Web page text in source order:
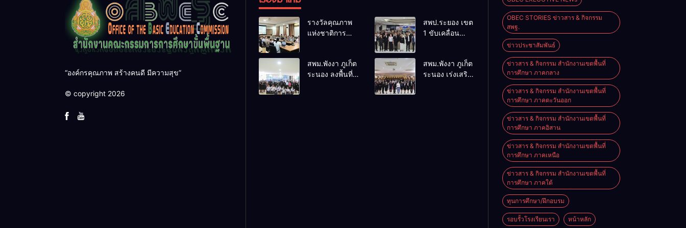
“องค์กรคุณภาพ สร้างคนดี มีความสุข”
© copyright 2026
รางวัลคุณภาพ
แห่งชาติการ
สุขภาพ
อ.อรัญประเทศ
สพป.ระยอง เขต
1 ขับเคลื่อน
สุข” เสริมพลัง
ผู้นำนักเรียน สู่
สพม.พังงา ภูเก็ต
ระนอง ลงพื้นที่
สพม.พังงา ภูเก็ต
ระนอง เร่งเสริม
OBEC STORIES ข่าวสาร & กิจกรรม
สพฐ.
ข่าวประชาสัมพันธ์
ข่าวสาร & กิจกรรม สำนักงานเขตพื้นที่
การศึกษา ภาคกลาง
ข่าวสาร & กิจกรรม สำนักงานเขตพื้นที่
การศึกษา ภาคตะวันออก
ข่าวสาร & กิจกรรม สำนักงานเขตพื้นที่
การศึกษา ภาคอิสาน
ข่าวสาร & กิจกรรม สำนักงานเขตพื้นที่
การศึกษา ภาคเหนือ
ข่าวสาร & กิจกรรม สำนักงานเขตพื้นที่
การศึกษา ภาคใต้
ทุนการศึกษา/ฝึกอบรม
รอบรั้วโรงเรียนเรา หน้าหลัก